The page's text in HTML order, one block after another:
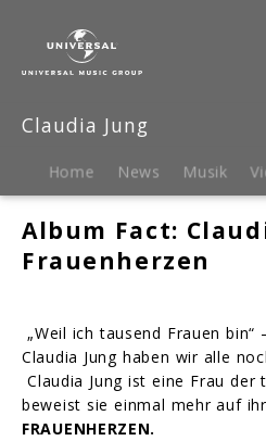
Biografie
Claudia Jung
Home News Musik
Album Fact:
Frauenherzen
„Weil ich tausend Frauen bin“
Claudia Jung haben wir alle
Claudia Jung ist eine Frau der
beweist sie einmal mehr auf
FRAUENHERZEN.